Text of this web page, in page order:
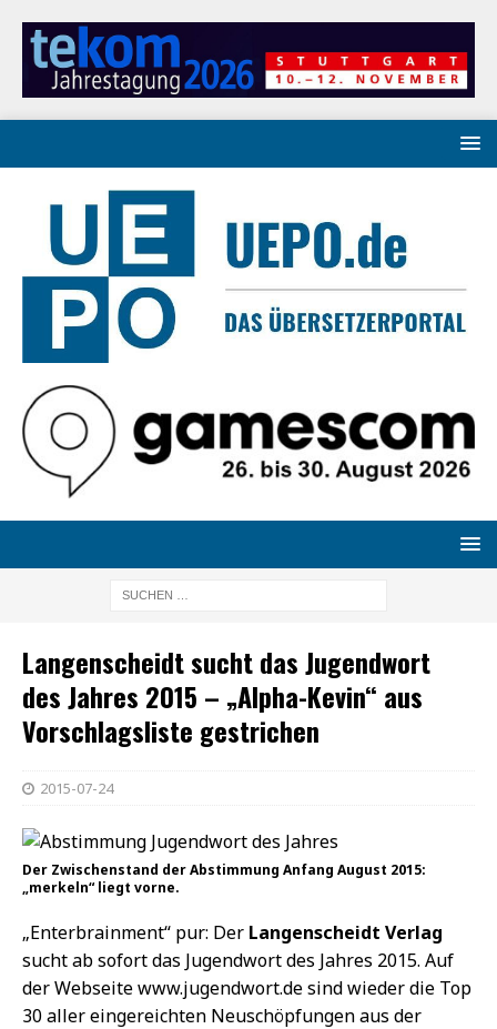
Langenscheidt sucht das Jugendwort
des Jahres 2015 – „Alpha-Kevin“ aus
Vorschlagsliste gestrichen
2015-07-24
Der Zwischenstand der Abstimmung Anfang August 2015:
„merkeln“ liegt vorne.
„Enterbrainment“ pur: Der Langenscheidt Verlag
sucht ab sofort das Jugendwort des Jahres 2015. Auf
der Webseite www.jugendwort.de sind wieder die Top
30 aller eingereichten Neuschöpfungen aus der